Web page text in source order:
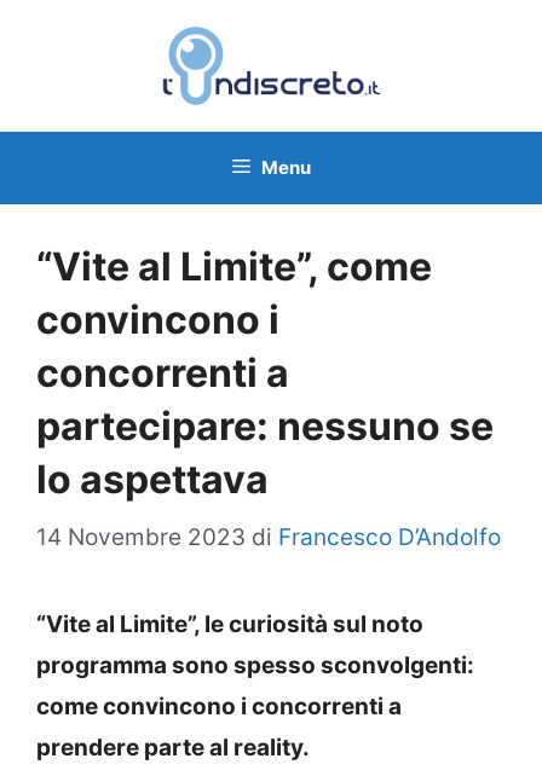
Menu
“Vite al Limite”, come
convincono i
concorrenti a
partecipare: nessuno se
lo aspettava
14 Novembre 2023 di Francesco D’Andolfo
“Vite al Limite”, le curiosità sul noto
programma sono spesso sconvolgenti:
come convincono i concorrenti a
prendere parte al reality.